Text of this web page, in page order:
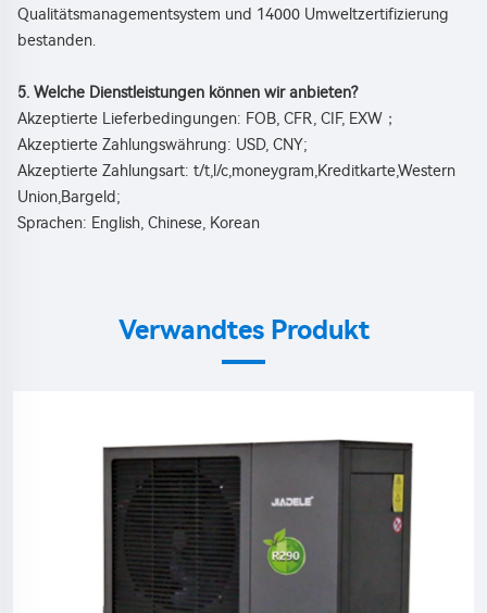
Qualitätsmanagementsystem und 14000 Umweltzertifizierung
bestanden.
5. Welche Dienstleistungen können wir anbieten?
Akzeptierte Lieferbedingungen: FOB, CFR, CIF, EXW；
Akzeptierte Zahlungswährung: USD, CNY;
Akzeptierte Zahlungsart: t/t,l/c,moneygram,Kreditkarte,Western
Union,Bargeld;
Sprachen: English, Chinese, Korean
Verwandtes Produkt